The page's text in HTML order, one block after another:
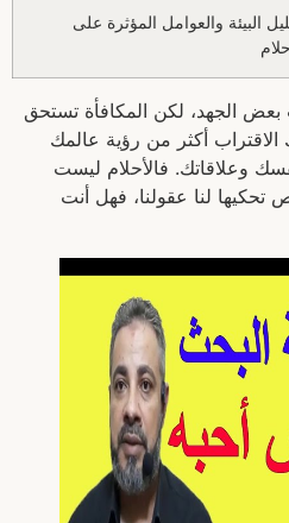
البيئة والعوامل المؤثرة على
بعض الجهد، لكن المكافأة تستحق
الاقتراب أكثر من رؤية عالمك
وعلاقاتك. فالأحلام ليست
لنا عقولنا، فهل أنت